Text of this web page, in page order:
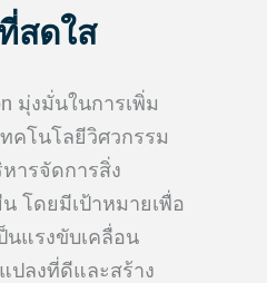
สดใส
มุ่งมั่นในการเพิ่ม
คโนโลยีวิศวกรรม
หารจัดการสิ่ง
โดยมีเป้าหมายเพื่อ
นแรงขับเคลื่อน
ปลงที่ดีและสร้าง